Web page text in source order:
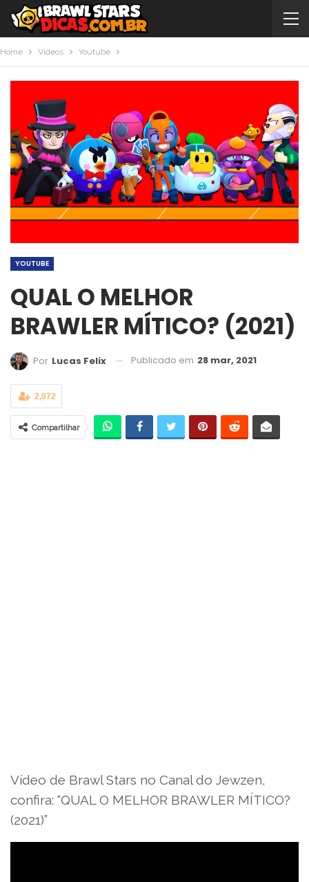
Home Videos Youtube
YOUTUBE
QUAL O MELHOR
BRAWLER MÍTICO? (2021)
Por Lucas Felix Publicado em 28 mar, 2021
2,072
Compartilhar
Vídeo de Brawl Stars no Canal do Jewzen,
confira: “QUAL O MELHOR BRAWLER MÍTICO?
(2021)”